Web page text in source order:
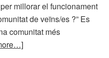
millorar el funcionament
de veïns/es ?” Es
comunitat més